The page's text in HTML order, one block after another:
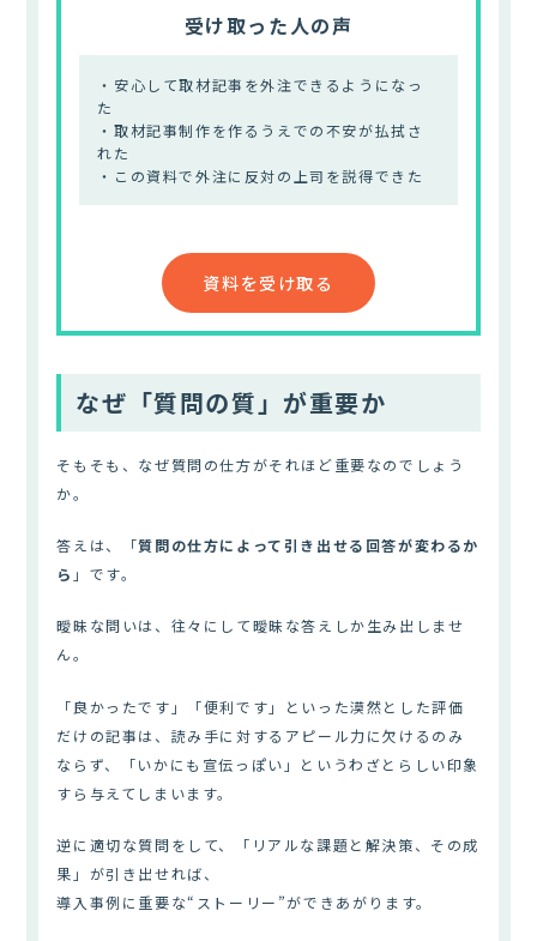
受け取った人の声
・安心して取材記事を外注できるようになっ
た
・取材記事制作を作るうえでの不安が払拭さ
れた
・この資料で外注に反対の上司を説得できた
資料を受け取る
なぜ「質問の質」が重要か
そもそも、なぜ質問の仕方がそれほど重要なのでしょう
か。
答えは、「質問の仕方によって引き出せる回答が変わるか
ら 」です。
曖昧な問いは、往々にして曖昧な答えしか生み出しませ
ん。
「良かったです」「便利です」といった漠然とした評価
だけの記事は、読み手に対するアピール力に欠けるのみ
ならず、「いかにも宣伝っぽい」というわざとらしい印象
すら与えてしまいます。
逆に適切な質問をして、「リアルな課題と解決策、その成
果」が引き出せれば、
導入事例に重要な“ストーリー”ができあがります。